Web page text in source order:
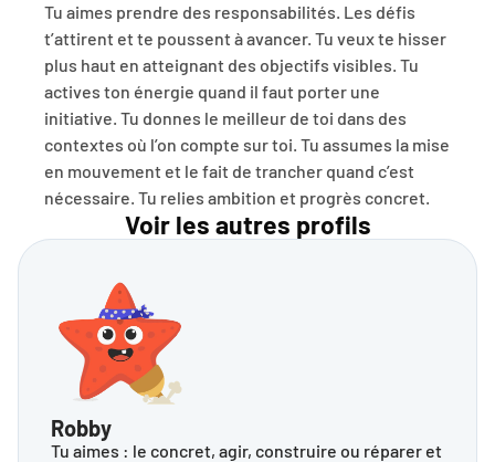
Tu aimes prendre des responsabilités. Les défis
t’attirent et te poussent à avancer. Tu veux te hisser
plus haut en atteignant des objectifs visibles. Tu
actives ton énergie quand il faut porter une
initiative. Tu donnes le meilleur de toi dans des
contextes où l’on compte sur toi. Tu assumes la mise
en mouvement et le fait de trancher quand c’est
nécessaire. Tu relies ambition et progrès concret.
Voir les autres profils
Robby
Tu aimes : le concret, agir, construire ou réparer et